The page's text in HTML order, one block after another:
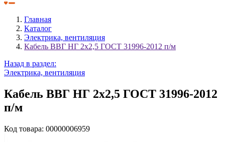
Главная
Каталог
Электрика, вентиляция
Кабель ВВГ НГ 2х2,5 ГОСТ 31996-2012 п/м
Назад в раздел:
Электрика, вентиляция
Кабель ВВГ НГ 2х2,5 ГОСТ 31996-2012
п/м
Код товара: 00000006959